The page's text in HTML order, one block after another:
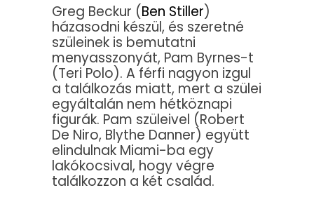
Greg Beckur (Ben Stiller)
házasodni készül, és szeretné
szüleinek is bemutatni
menyasszonyát, Pam Byrnes-t
(Teri Polo). A férfi nagyon izgul
a találkozás miatt, mert a szülei
egyáltalán nem hétköznapi
figurák. Pam szüleivel (Robert
De Niro, Blythe Danner) együtt
elindulnak Miami-ba egy
lakókocsival, hogy végre
találkozzon a két család.